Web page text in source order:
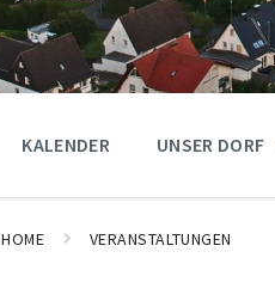
KALENDER UNSER DORF
HOME VERANSTALTUNGEN